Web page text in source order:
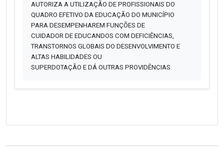
AUTORIZA A UTILIZAÇÃO DE PROFISSIONAIS DO
QUADRO EFETIVO DA EDUCAÇÃO DO MUNICÍPIO
PARA DESEMPENHAREM FUNÇÕES DE
CUIDADOR DE EDUCANDOS COM DEFICIÊNCIAS,
TRANSTORNOS GLOBAIS DO DESENVOLVIMENTO E
ALTAS HABILIDADES OU
SUPERDOTAÇÃO E DÁ OUTRAS PROVIDÊNCIAS.